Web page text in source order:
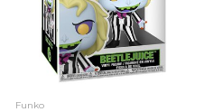
Funko